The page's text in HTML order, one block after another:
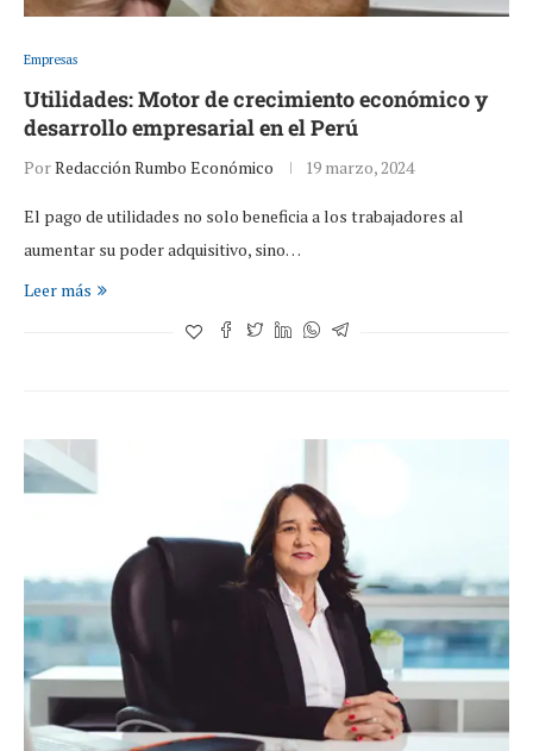
Empresas
Utilidades: Motor de crecimiento económico y
desarrollo empresarial en el Perú
PorRedacción Rumbo Económico 19 marzo, 2024
El pago de utilidades no solo beneficia a los trabajadores al
aumentar su poder adquisitivo, sino…
Leer más